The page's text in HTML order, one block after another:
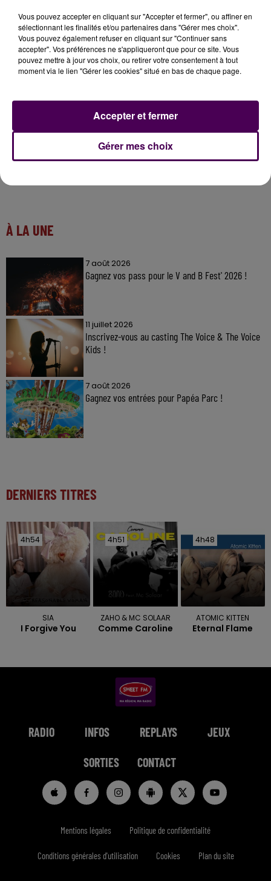
Bruno Leroy
À LA UNE
7 août 2026
Gagnez vos pass pour le V and B Fest' 2026 !
11 juillet 2026
Inscrivez-vous au casting The Voice & The Voice
Kids !
7 août 2026
Gagnez vos entrées pour Papéa Parc !
DERNIERS TITRES
4h54
4h54
SIA
I Forgive You
4h51
4h51
ZAHO & MC SOLAAR
Comme Caroline
4h48
4h48
ATOMIC KITTEN
Eternal Flame
RADIO INFOS REPLAYS JEUX
SORTIES CONTACT
Mentions légales Politique de confidentialité
Conditions générales d'utilisation Cookies Plan du site
Vous pouvez accepter en cliquant sur "Accepter et fermer", ou affiner en
sélectionnant les finalités et/ou partenaires dans "Gérer mes choix".
Vous pouvez également refuser en cliquant sur "Continuer sans
accepter". Vos préférences ne s'appliqueront que pour ce site. Vous
pouvez mettre à jour vos choix, ou retirer votre consentement à tout
moment via le lien "Gérer les cookies" situé en bas de chaque page.
Gérer mes choix
Accepter et fermer